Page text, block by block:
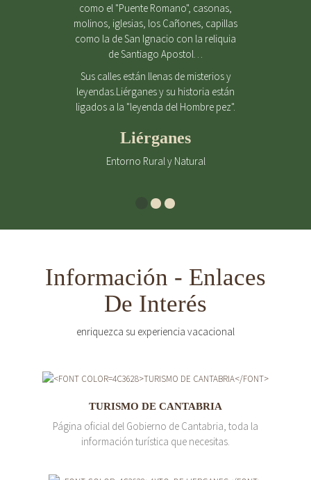
como el "Puente Romano", casonas,
molinos, iglesias, los Cañones, capillas
como la de San Ignacio con la reliquia
de Santiago Apostol…
Sus calles están llenas de misterios y
leyendas.Liérganes y su historia están
ligados a la "leyenda del Hombre pez".
Liérganes
Entorno Rural y Natural
Información - Enlaces
De Interés
enriquezca su experiencia vacacional
TURISMO DE CANTABRIA
Página oficial del Gobierno de Cantabria, toda la
información turística que necesitas.